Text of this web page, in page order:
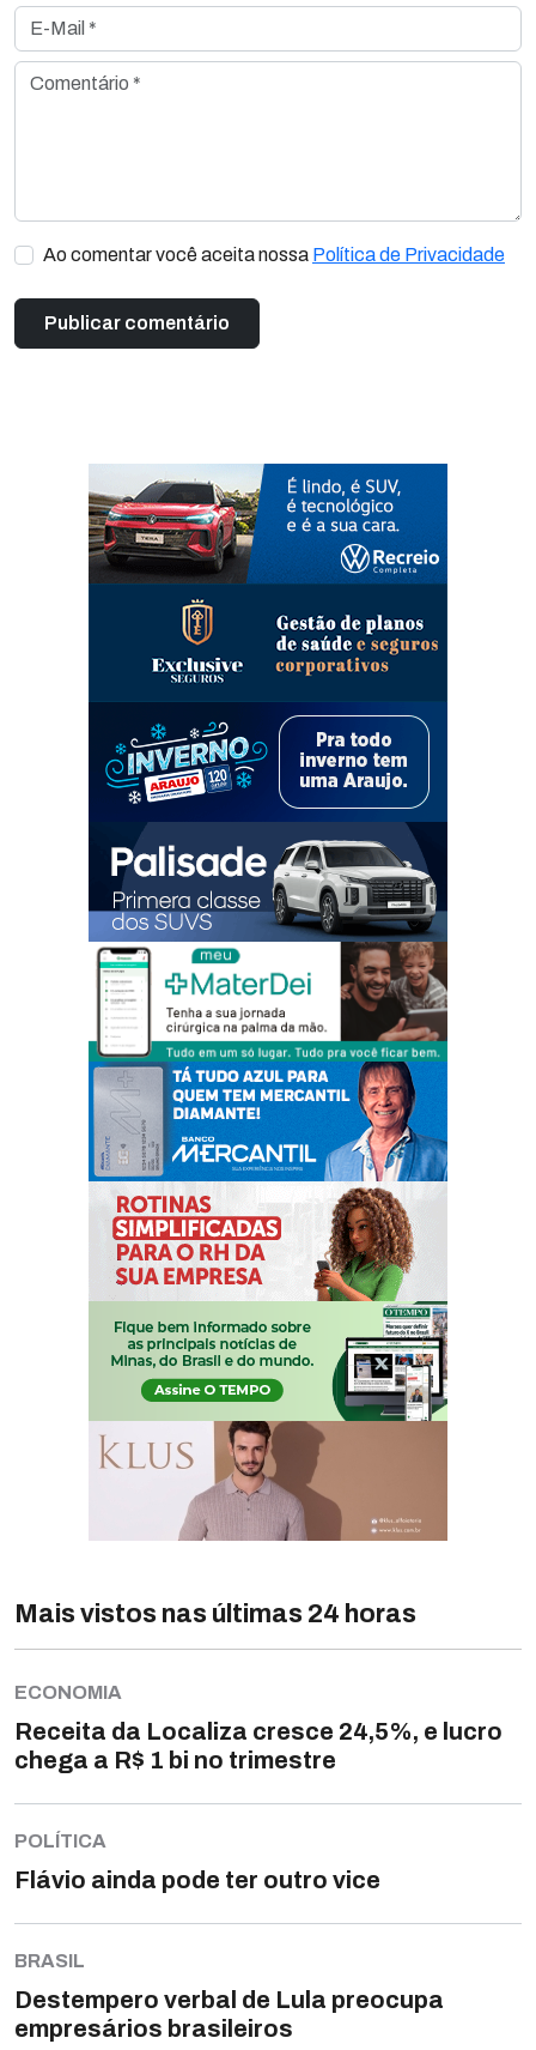
E-Mail *
Comentário *
Ao comentar você aceita nossa Política de Privacidade
Mais vistos nas últimas 24 horas
ECONOMIA
Receita da Localiza cresce 24,5%, e lucro
chega a R$ 1 bi no trimestre
POLÍTICA
Flávio ainda pode ter outro vice
BRASIL
Destempero verbal de Lula preocupa
empresários brasileiros